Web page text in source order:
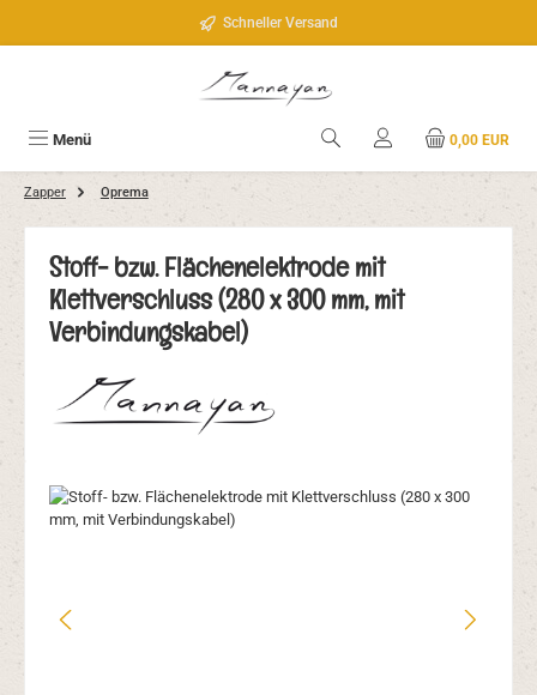
Schneller Versand
Menü 0,00 EUR
Zapper Oprema
Stoff- bzw. Flächenelektrode mit
Klettverschluss (280 x 300 mm, mit
Verbindungskabel)
Bildergalerie überspringen